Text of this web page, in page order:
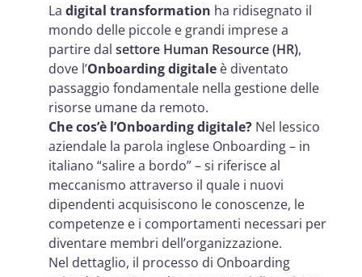
La digital transformation ha ridisegnato il
mondo delle piccole e grandi imprese a
partire dal settore Human Resource (HR),
dove l’Onboarding digitale è diventato
passaggio fondamentale nella gestione delle
risorse umane da remoto.
Che cos’è l’Onboarding digitale? Nel lessico
aziendale la parola inglese Onboarding– in
italiano “salire a bordo” – si riferisce al
meccanismo attraverso il quale i nuovi
dipendenti acquisiscono le conoscenze, le
competenze e i comportamenti necessari per
diventare membri dell’organizzazione.
Nel dettaglio, il processo di Onboarding